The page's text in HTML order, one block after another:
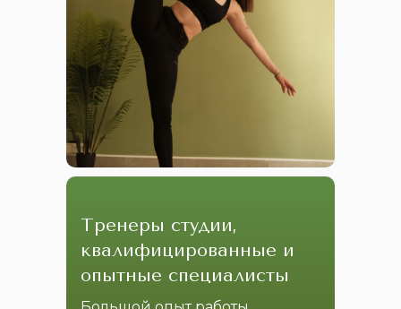
Тренеры студии,
квалифицированные и
опытные специалисты